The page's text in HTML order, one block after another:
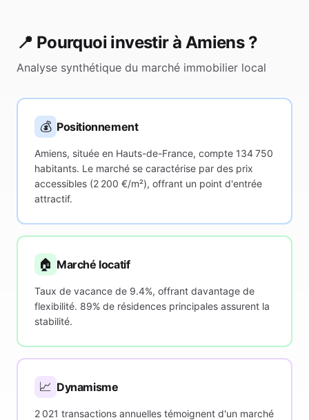
📍 Pourquoi investir à Amiens?
Analyse synthétique du marché immobilier local
💰 Positionnement
Amiens, située en Hauts-de-France, compte 134 750
habitants. Le marché se caractérise par des prix
accessibles (2 200 €/m²), offrant un point d'entrée
attractif.
🏠 Marché locatif
Taux de vacance de 9.4%, offrant davantage de
flexibilité. 89% de résidences principales assurent la
stabilité.
📈 Dynamisme
2 021 transactions annuelles témoignent d'un marché